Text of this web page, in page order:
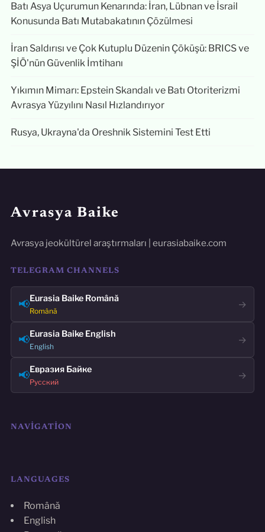
Batı Asya Uçurumun Kenarında: İran, Lübnan ve İsrail
Konusunda Batı Mutabakatının Çözülmesi
İran Saldırısı ve Çok Kutuplu Düzenin Çöküşü: BRICS ve
ŞİÖ'nün Güvenlik İmtihanı
Yıkımın Mimarı: Epstein Skandalı ve Batı Otoriterizmi
Avrasya Yüzyılını Nasıl Hızlandırıyor
Rusya, Ukrayna'da Oreshnik Sistemini Test Etti
Avrasya Baike
Avrasya jeokültürel araştırmaları | eurasiabaike.com
TELEGRAM CHANNELS
📢Eurasia Baike Română
Română
→
📢Eurasia Baike English
English
→
📢Евразия Байке
Русский
→
NAVIGATION
LANGUAGES
Română
English